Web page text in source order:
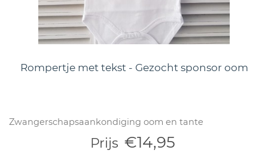
Rompertje met tekst - Gezocht sponsor oom
Zwangerschapsaankondiging oom en tante
Prijs €14,95